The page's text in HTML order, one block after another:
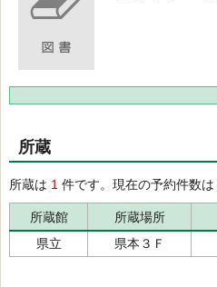
所蔵
所蔵は 1 件です。現在の予約件数は
所蔵館 所蔵場所
県立
県本３Ｆ